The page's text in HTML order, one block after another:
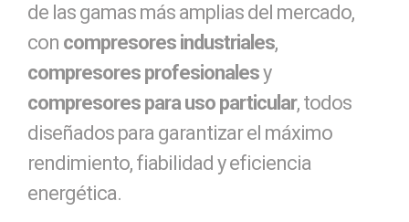
de las gamas más amplias del mercado,
con compresores industriales,
compresores profesionalesy
compresores para uso particular, todos
diseñados para garantizar el máximo
rendimiento, fiabilidad y eficiencia
energética.